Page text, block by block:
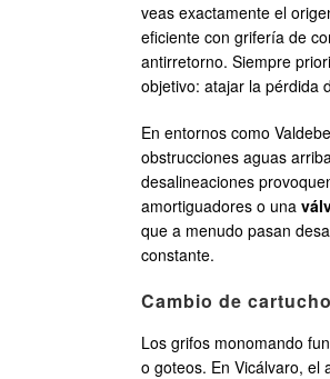
veas exactamente el
eficiente con grifería de
antirretorno. Siempre
objetivo: atajar la pérdida
En entornos como
obstrucciones aguas
desalineaciones
amortiguadores o una
que a menudo pasan
constante.
Cambio de
Los grifos monomando
o goteos. En Vicálvaro, el